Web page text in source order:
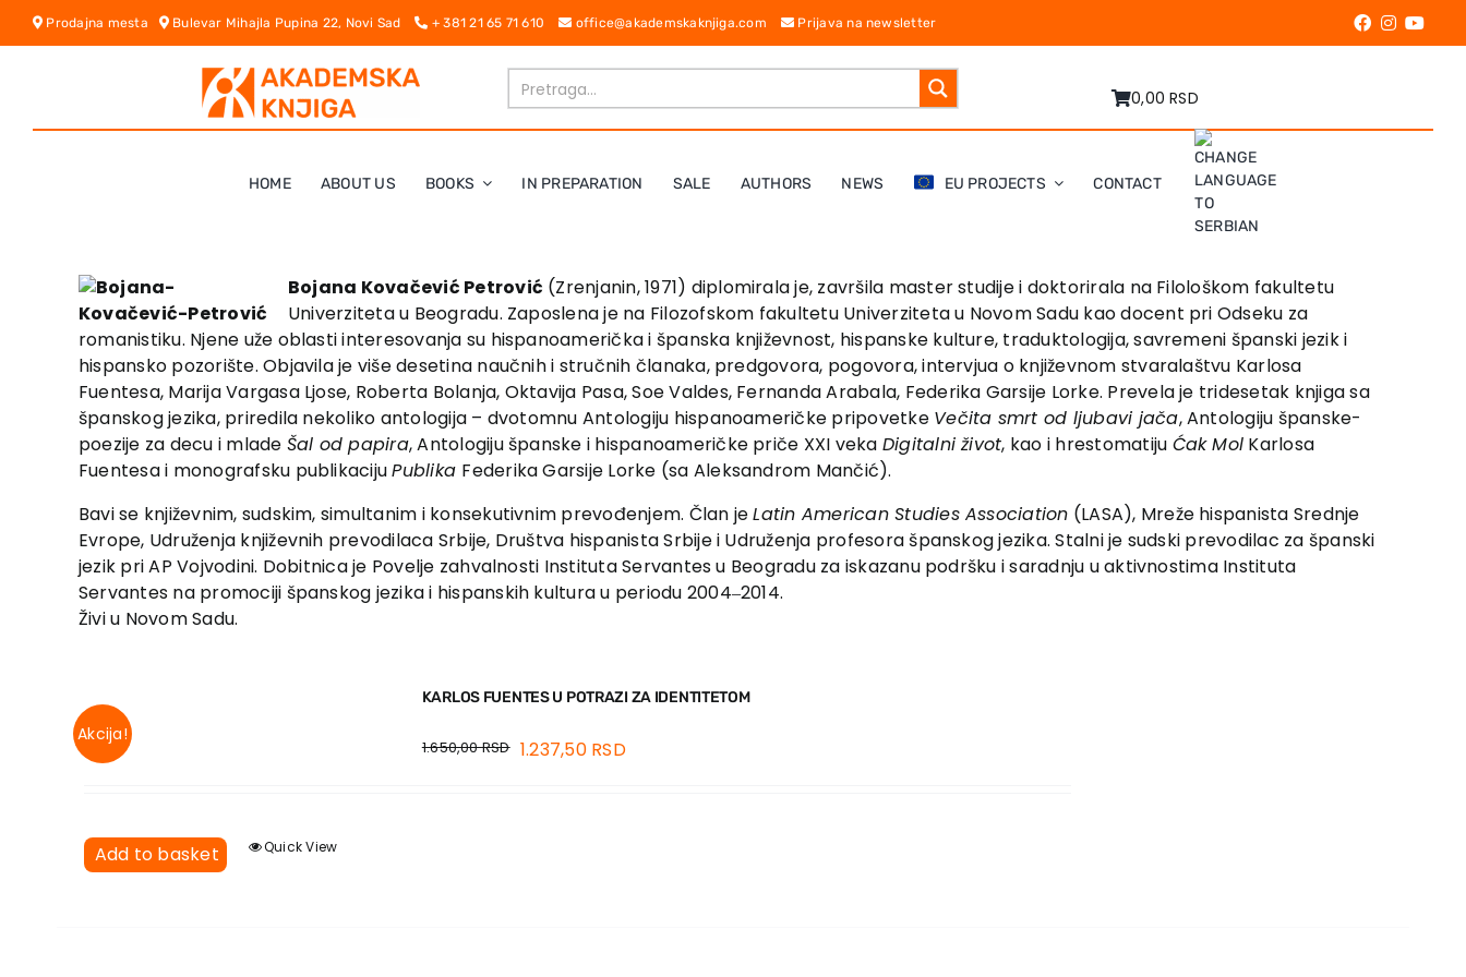
Skip
Prodajna mesta Bulevar Mihajla Pupina 22, Novi Sad + 381 21 65 71 610 office@akademskaknjiga.com Prijava na newsletter
0,00 RSD
HOME ABOUT US BOOKS IN PREPARATION SALE AUTHORS NEWS EU PROJECTS CONTACT
Bojana Kovačević Petrović (Zrenjanin, 1971) diplomirala je, završila master studije i doktorirala na Filološkom fakul­tetu
Univerziteta u Beogradu. Zaposlena je na Filozofskom fakulte­tu­ Univer­zi­te­ta­ u Novom Sadu kao docent pri Odseku­ za
romanistiku. Njene uže oblasti interesovanja su hispanoamerička i španska književnost, hispanske kulture, traduktolo­gija, savremeni španski jezik i
hispansko pozorište. Objavila je više desetina naučnih i stručnih članaka, predgovora, pogo­vora, intervjua o književnom stvaralaštvu Karlosa
Fuentesa, Marija Vargasa Ljose, Roberta Bolanja, Oktavija Pasa, Soe Val­des, Fernanda Arabala, Federika Garsije Lorke. Prevela je tri­desetak knjiga sa
španskog jezika, priredila nekoliko antologija – dvotomnu Antologiju hispanoameričke pripovetke Večita smrt od ljuba­vi­ jača, Antolo­gi­ju­ španske­
poezi­je­ za decu i mla­de Šal od papira­, Antologiju španske i hispanoameričke priče XXI veka Digitalni život, kao i hrestomatiju Ćak Mol Karlosa
Fuentesa i monografsku publikacijuPublika Federika Garsije Lorke (sa Aleksandrom Mančić).
Bavi se književnim, sudskim, simultanim i konsekutiv­nim prevođenjem. Član jeLatin American Studies Association (LASA), Mreže hispanista Srednje
Evrope, Udruženja književ­nih prevodilaca Srbije, Društva hispanista Srbije i Udruženja profesora španskog jezika. Stalni je sudski prevodilac za špan­ski
jezik pri AP Vojvodini. Dobitnica je Povelje zahvalnosti Instituta Servantes u Beogradu za iskazanu podršku i sarad­nju u aktivnostima Instituta
Servantes na promociji španskog jezika i hispanskih kultura u periodu 2004‒2014.
Živi u Novom Sadu.
Akcija!
KARLOS FUENTES U POTRAZI ZA IDENTITETOM
1.650,00RSD 1.237,50 RSD
Add to basket Quick View